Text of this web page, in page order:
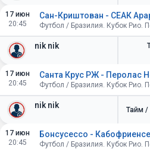
17 июн
20:45
nik nik
Сан-Криштован - СЕАК
Футбол / Бразилия. Кубок Рио.
17 июн
20:45
nik nik
Санта Крус РЖ - Перолас
Футбол / Бразилия. Кубок Рио.
Тайм /
17 июн
20:45
Бонсусессо - Кабофриенcе
Футбол / Бразилия. Кубок Рио.